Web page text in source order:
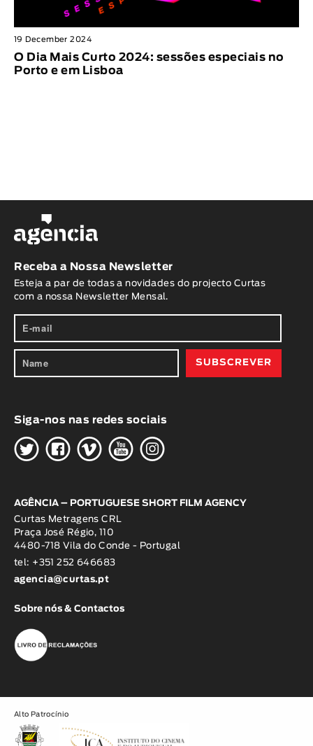
19 December 2024
O Dia Mais Curto 2024: sessões especiais no
Porto e em Lisboa
Receba a Nossa Newsletter
Esteja a par de todas a novidades do projecto Curtas
com a nossa Newsletter Mensal.
Siga-nos nas redes sociais
HGWOK
AGÊNCIA – PORTUGUESE SHORT FILM AGENCY
Curtas Metragens CRL
Praça José Régio, 110
4480-718 Vila do Conde - Portugal
tel: +351 252 646683
agencia@curtas.pt
Sobre nós & Contactos
Alto Patrocínio